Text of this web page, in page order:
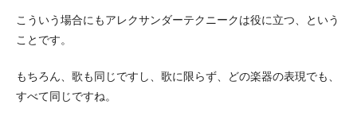
こういう場合にもアレクサンダーテクニークは役に立つ、という
ことです。
もちろん、歌も同じですし、歌に限らず、どの楽器の表現でも、
すべて同じですね。